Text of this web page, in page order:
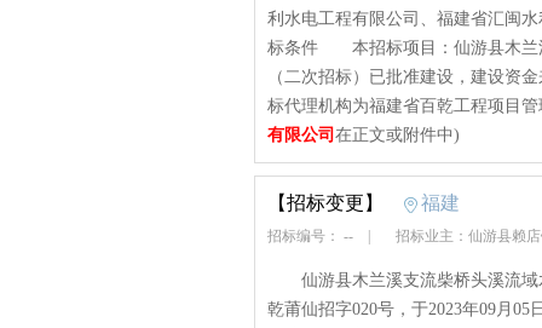
利水电工程有限公司、福建省汇
标条件 本招标项目：仙游县木兰
（二次招标）已批准建设，建设资
标代理机构为福建省百乾工程项目
有限公司 在正文或附件中)
【招标变更】 福建
招标编号： -- 招标业主：仙游县赖
仙游县木兰溪支流柴桥头溪流域
乾莆仙招字020号，于2023年09月